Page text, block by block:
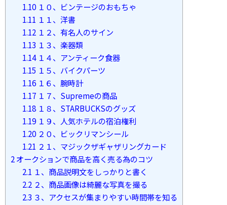
1.10１０、ビンテージのおもちゃ
1.11 １１、洋書
1.12１２、有名人のサイン
1.13 １３、楽器類
1.14１４、アンティーク食器
1.15 １５、バイクパーツ
1.16１６、腕時計
1.17１７、Supremeの商品
1.18１８、STARBUCKSのグッズ
1.19１９、人気ホテルの宿泊権利
1.20２０、ビックリマンシール
1.21 ２１、マジックザギャザリングカード
2オークションで商品を高く売る為のコツ
2.1 １、商品説明文をしっかりと書く
2.2２、商品画像は綺麗な写真を撮る
2.3 ３、アクセスが集まりやすい時間帯を知る